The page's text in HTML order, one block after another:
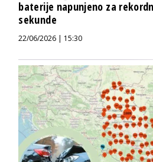
baterije napunjeno za
sekunde
22/06/2026 | 15:30